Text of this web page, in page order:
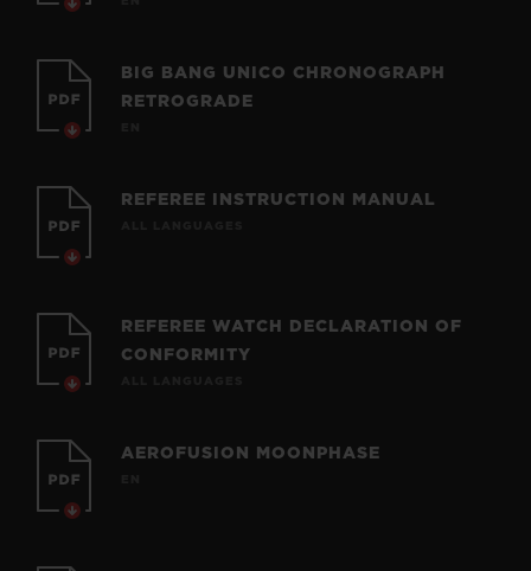
BIG BANG UNICO CHRONOGRAPH
RETROGRADE
REFEREE INSTRUCTION MANUAL
REFEREE WATCH DECLARATION OF
CONFORMITY
AEROFUSION MOONPHASE